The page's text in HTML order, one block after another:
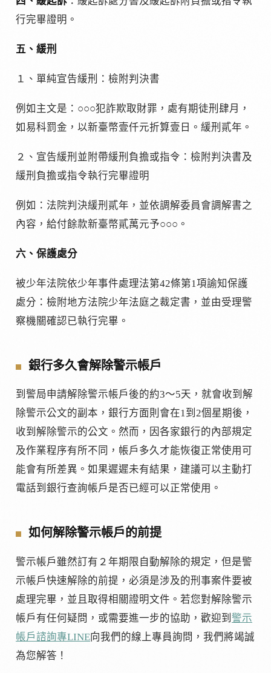
行完畢證明。
五、緩刑
１、單純宣告緩刑：檢附判決書
例如主文是：○○○犯詐欺取財罪，處有期徒刑肆月，
如易科罰金，以新臺幣壹仟元折算壹日。緩刑貳年。
２、宣告緩刑並附帶緩刑負擔或指令：檢附判決書及
緩刑負擔或指令執行完畢證明
例如：法院判決緩刑貳年，並依調解委員會調解書之
內容，給付餘款新臺幣貳萬元予○○○。
六、保護處分
被少年法院依少年事件處理法第42條第1項諭知保護
處分：檢附地方法院少年法庭之裁定書，並由受理警
察機關確認已執行完畢。
銀行多久會解除警示帳戶
到警局申請解除警示帳戶後的約3～5天，就會收到解
除警示公文的副本，銀行方面則會在1到2個星期後，
收到解除警示的公文。然而，因各家銀行的內部規定
及作業程序有所不同，帳戶多久才能恢復正常使用可
能會有所差異。如果遲遲未有結果，建議可以主動打
電話到銀行查詢帳戶是否已經可以正常使用。
如何解除警示帳戶的前提
警示帳戶雖然訂有２年期限自動解除的規定，但是警
示帳戶快速解除的前提，必須是涉及的刑事案件要被
處理完畢，並且取得相關證明文件。若您對解除警示
帳戶有任何疑問，或需要進一步的協助，歡迎到 警示
帳戶諮詢專LINE向我們的線上專員詢問，我們將竭誠
為您解答！